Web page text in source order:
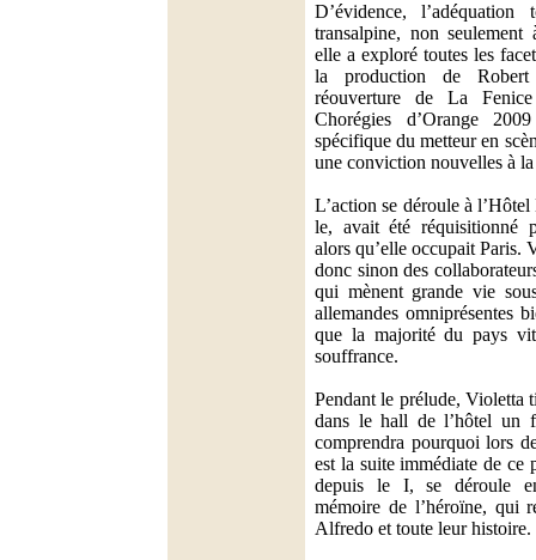
D’évidence,
transalpine, non seulement
elle a exploré toutes les
la production de
réouverture de La
Chorégies d’Orange
spécifique du metteur en
une conviction nouvelles à
L’action se déroule à
le, avait été réquisitionné
alors qu’elle occupait Paris.
donc sinon des
qui mènent grande vie
allemandes omniprésentes
que la majorité du pays
souffrance.
Pendant le prélude, Violetta
dans le hall de l’hôtel un
comprendra pourquoi lors
est la suite immédiate de ce
depuis le I, se déroule
mémoire de l’héroïne, qui
Alfredo et toute leur histoire.